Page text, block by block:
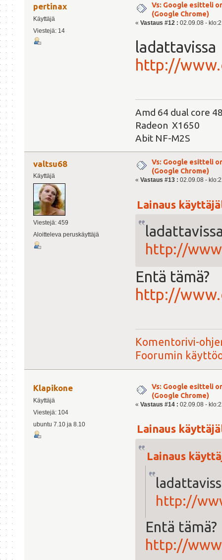
pertinax
Käyttäjä
Viestejä: 14
Vs: Google esitteli
(Google Chrome)
« Vastaus #12 : 02.09.08 -
ladattavissa
http://
Amd 64 dual core
Radeon X1650
Abit NF-M2S
valtsu68
Käyttäjä
Viestejä: 459
Aloitteleva peruskäyttäjä
Vs: Google esitteli
(Google Chrome)
« Vastaus #13 : 02.09.08 -
Lainaus
http://
Entä tämä?
http://
Komentorivi-
Foorumin
Klapikone
Käyttäjä
Viestejä: 104
ubuntu 7.10 ja 8.10
Vs: Google esitteli
(Google Chrome)
« Vastaus #14 : 02.09.08 -
Lainaus
Lainaus
http://
Entä tämä?
http://